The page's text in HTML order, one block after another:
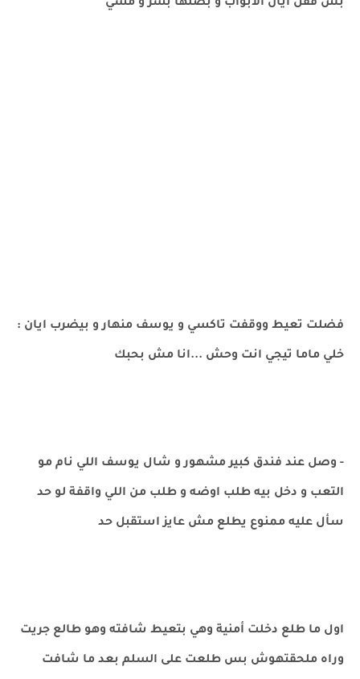
بس قفل ايان الابواب و بصلها بشر و مشي
فضلت تعيط ووقفت تاكسي و يوسف منهار و بيضرب ايان :
خلي ماما تيجي انت وحش ...انا مش بحبك
- وصل عند فندق كبير مشهور و شال يوسف اللي نام مو
التعب و دخل بيه طلب اوضه و طلب من اللي واقفة لو حد
سأل عليه ممنوع يطلع مش عايز استقبل حد
اول ما طلع دخلت أمنية وهي بتعيط شافته وهو طالع جريت
وراه ملحقتهوش بس طلعت على السلم بعد ما شافت